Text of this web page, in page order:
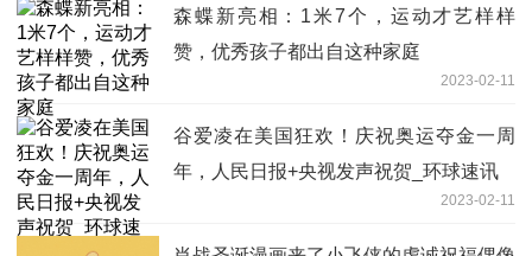
森蝶新亮相：1米7个，运动才艺样样
赞，优秀孩子都出自这种家庭
2023-02-11
谷爱凌在美国狂欢！庆祝奥运夺金一周
年，人民日报+央视发声祝贺_环球速讯
2023-02-11